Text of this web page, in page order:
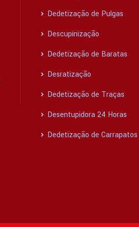
Dedetização de Pulgas
Descupinização
Dedetização de Baratas
Desratização
Dedetização de Traças
Desentupidora 24 Horas
Dedetização de Carrapatos